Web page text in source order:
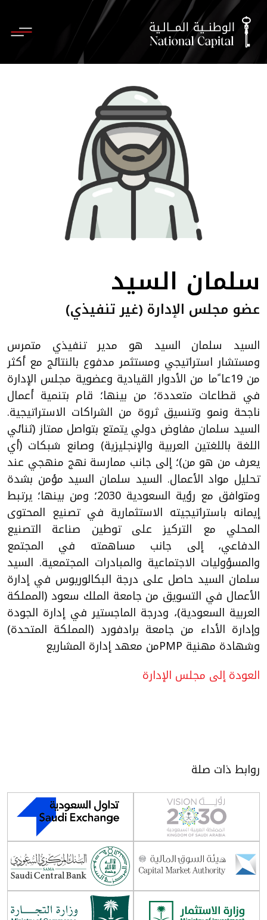
سلمان السيد
عضو مجلس الإدارة (غير تنفيذي)
السيد سلمان السيد هو مدير تنفيذي متمرس
ومستشار استراتيجي ومستثمر مدفوع بالنتائج مع أكثر
من 19عا ًما من الأدوار القيادية وعضوية مجلس الإدارة
في قطاعات متعددة؛ من بينها؛ قام بتنمية أعمال
ناجحة ونمو وتنسيق ثروة من الشراكات الاستراتيجية.
السيد سلمان مفاوض دولي يتمتع بتواصل ممتاز (ثنائي
اللغة باللغتين العربية والإنجليزية) وصانع شبكات (أي
يعرف من هو من)؛ إلى جانب ممارسة نهج منهجي عند
تحليل مواد الأعمال. السيد سلمان السيد مؤمن بشدة
ومتوافق مع رؤية السعودية 2030؛ ومن بينها؛ يرتبط
إيمانه باستراتيجيته الاستثمارية في تصنيع المحتوى
المحلي مع التركيز على توطين صناعة التصنيع
الدفاعي، إلى جانب مساهمته في المجتمع
والمسؤوليات الاجتماعية والمبادرات المجتمعية. السيد
سلمان السيد حاصل على درجة البكالوريوس في إدارة
الأعمال في التسويق من جامعة الملك سعود (المملكة
العربية السعودية)، ودرجة الماجستير في إدارة الجودة
وإدارة الأداء من جامعة برادفورد (المملكة المتحدة)
وشهادة مهنية PMPمن معهد إدارة المشاريع
العودة إلى مجلس الإدارة
روابط ذات صلة